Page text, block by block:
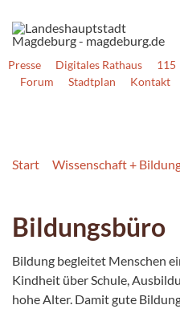
Presse Digitales Rathaus 115
Forum
Stadtplan Kontakt
Start Wissenschaft +
Bildungsbüro
Bildung begleitet Menschen
Kindheit über Schule,
hohe Alter. Damit gute